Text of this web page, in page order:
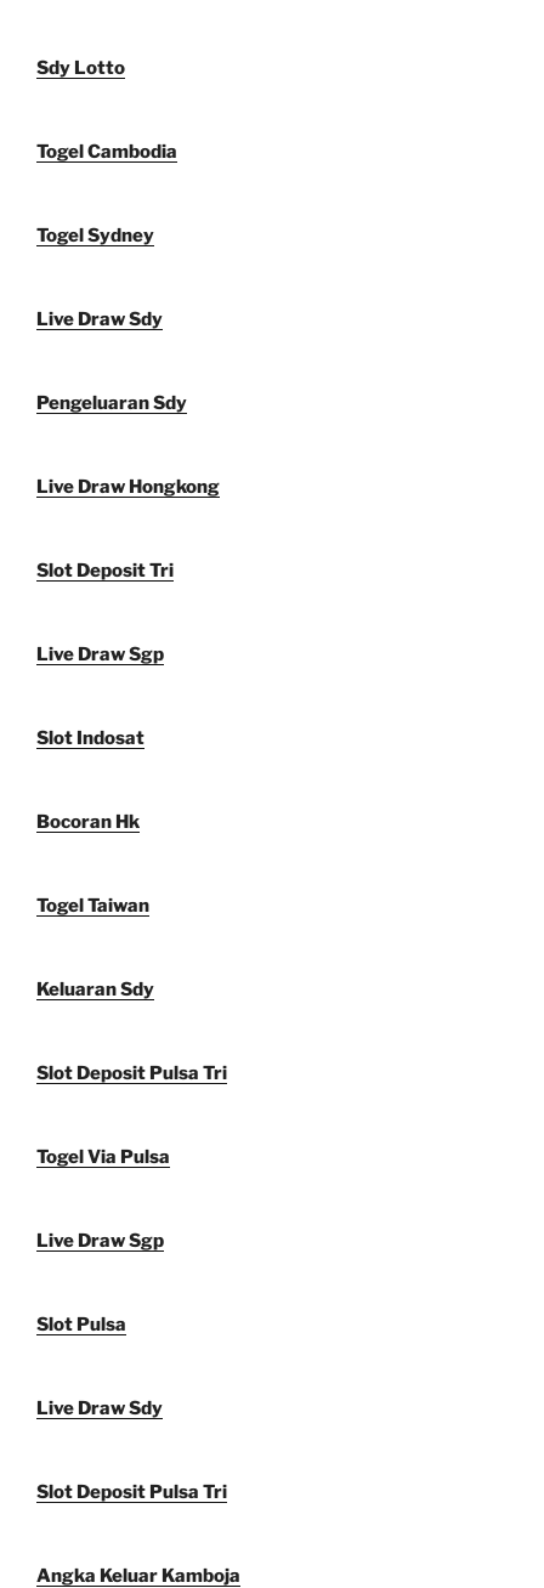
Sdy Lotto
Togel Cambodia
Togel Sydney
Live Draw Sdy
Pengeluaran Sdy
Live Draw Hongkong
Slot Deposit Tri
Live Draw Sgp
Slot Indosat
Bocoran Hk
Togel Taiwan
Keluaran Sdy
Slot Deposit Pulsa Tri
Togel Via Pulsa
Live Draw Sgp
Slot Pulsa
Live Draw Sdy
Slot Deposit Pulsa Tri
Angka Keluar Kamboja